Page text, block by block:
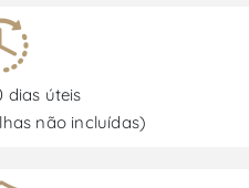
dias úteis
não incluídas)